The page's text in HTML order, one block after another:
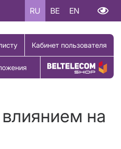
RU BE EN
Кабинет пользователя
Купить товар
на